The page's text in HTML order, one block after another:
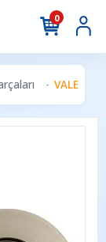
0
VALEO